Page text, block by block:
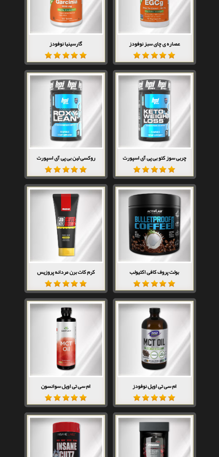
عصاره ی چای سبز نوفودز گارسینیا نوفودز
چربی سوز کتو بی پی آی اسپورت روکسی لین بی پی آی اسپورت
بولت پروف کافی اکتیولب کرم کات برن مردانه پروزیس
ام سی تی اویل نوفودز ام سی تی اویل سوانسون